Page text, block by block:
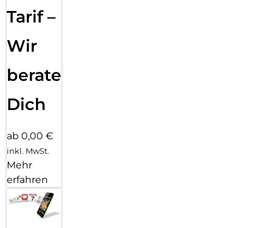
Tarif –
Wir
beraten
Dich
ab 0,00 €
inkl. MwSt.
Mehr
erfahren